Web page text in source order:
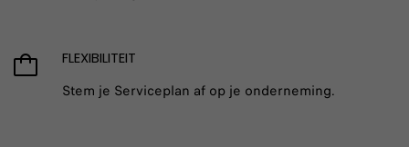
FLEXIBILITEIT
Stem je Serviceplan af op je onderneming.